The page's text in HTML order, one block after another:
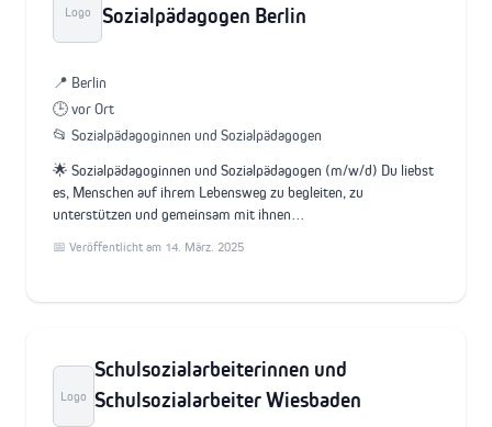
Logo
Sozialpädagogen Berlin
📍 Berlin
🕒 vor Ort
📂 Sozialpädagoginnen und Sozialpädagogen
🌟 Sozialpädagoginnen und Sozialpädagogen (m/w/d) Du liebst
es, Menschen auf ihrem Lebensweg zu begleiten, zu
unterstützen und gemeinsam mit ihnen…
📅 Veröffentlicht am 14. März. 2025
Logo
Schulsozialarbeiterinnen und
Schulsozialarbeiter Wiesbaden